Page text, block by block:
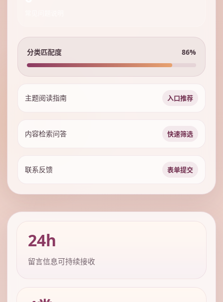
分类匹配度 86%
主题阅读指南 入口推荐
内容检索问答 快速筛选
联系反馈 表单提交
24h
留言信息可持续接收